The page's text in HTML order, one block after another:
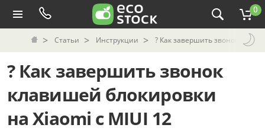
0
Статьи Инструкции ? Как завершить звонок
? Как завершить звонок
клавишей блокировки
на Xiaomi c MIUI 12